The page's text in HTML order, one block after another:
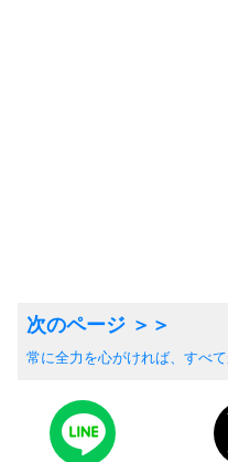
常に全力を心がければ、すべて